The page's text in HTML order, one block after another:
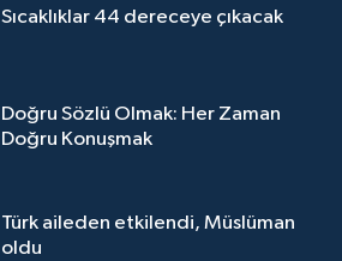
Sıcaklıklar 44 dereceye çıkacak
Doğru Sözlü Olmak: Her Zaman
Doğru Konuşmak
Türk aileden etkilendi, Müslüman
oldu